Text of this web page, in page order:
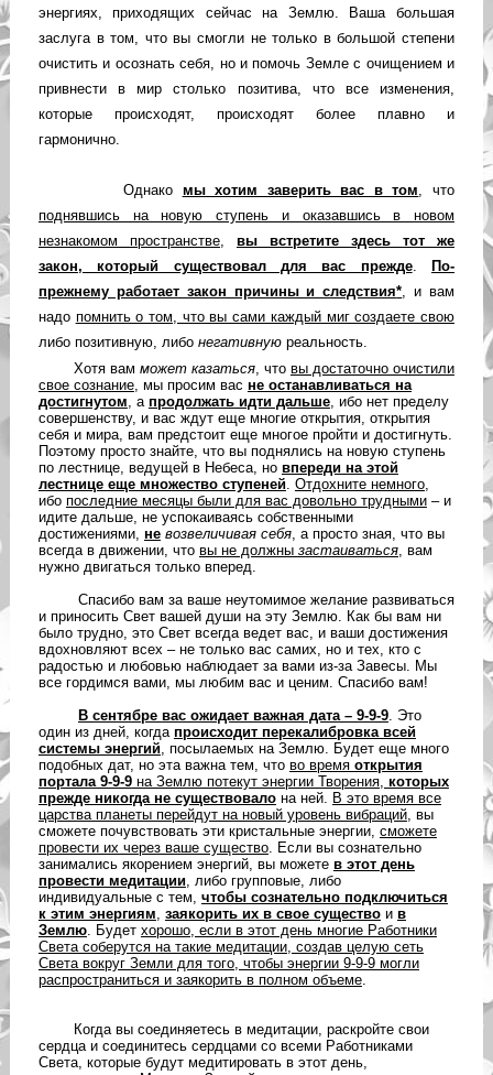
энергиях, приходящих сейчас на Землю. Ваша большая
заслуга в том, что вы смогли не только в большой степени
очистить и осознать себя, но и помочь Земле с очищением и
привнести в мир столько позитива, что все изменения,
которые происходят, происходят более плавно и
гармонично.
Однако мы хотим заверить вас в том , что
поднявшись на новую ступень и оказавшись в новом
незнакомом пространстве, вы встретите здесь
тот же
закон, который существовал для вас прежде. По-
прежнему работает закон причины и следствия* , и вам
надо помнить о том, что вы сами каждый миг создаете свою
либо позитивную, либо негативнуюреальность.
Хотя вам может казаться, что вы достаточно очистили
свое сознание, мы просим вас не останавливаться на
достигнутом , а продолжать идти дальше, ибо нет пределу
совершенству, и вас ждут еще многие открытия, открытия
себя и мира, вам предстоит еще многое пройти и достигнуть.
Поэтому просто знайте, что вы поднялись на новую ступень
по лестнице, ведущей в Небеса, но впереди на этой
лестнице еще множество ступеней. Отдохните немного,
ибо последние месяцы были для вас довольно трудными– и
идите дальше, не успокаиваясь собственными
достижениями, не возвеличивая себя, а просто зная, что вы
всегда в движении, что вы не должны застаиваться, вам
нужно двигаться только вперед.
Спасибо вам за ваше неутомимое желание развиваться
и приносить Свет вашей души на эту Землю. Как бы вам ни
было трудно, это Свет всегда ведет вас, и ваши достижения
вдохновляют всех – не только вас самих, но и тех, кто с
радостью и любовью наблюдает за вами из-за Завесы. Мы
все гордимся вами, мы любим вас и ценим. Спасибо вам!
В сентябре вас ожидает важная дата – 9-9-9. Это
один из дней, когда происходит перекалибровка всей
системы энергий, посылаемых на Землю. Будет еще много
подобных дат, но эта важна тем, что во время открытия
портала 9-9-9на Землю потекут энергии Творения, которых
прежде никогда не существовалона ней. В это время все
царства планеты перейдут на новый уровень вибраций, вы
сможете почувствовать эти кристальные энергии, сможете
провести их через ваше существо. Если вы сознательно
занимались якорением энергий, вы можете в этот день
провести медитации, либо групповые, либо
индивидуальные с тем, чтобы сознательно подключиться
к этим энергиям заякорить их в свое существои в
Землю. Будет хорошо, если в этот день многие Работники
Света соберутся на такие медитации, создав целую сеть
Света вокруг Земли для того, чтобы энергии 9-9-9 могли
распространиться и заякорить в полном объеме.
Когда вы соединяетесь в медитации, раскройте свои
сердца и соединитесь сердцами со всеми Работниками
Света, которые будут медитировать в этот день,